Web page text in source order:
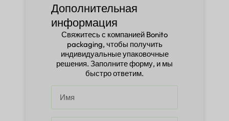
Дополнительная
информация
Свяжитесь с компанией Bonito
packaging, чтобы получить
индивидуальные упаковочные
решения. Заполните форму, и мы
быстро ответим.